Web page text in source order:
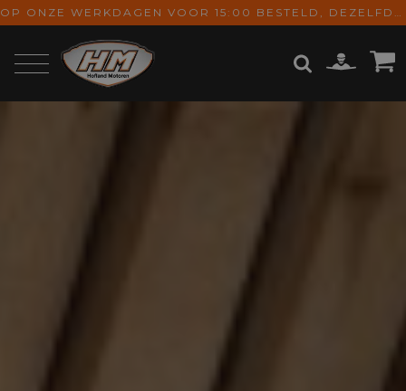
OP ONZE WERKDAGEN VOOR 15:00 BESTELD, DEZELFDE DAG VERZONDEN! GRATIS VERZENDING VANAF € 65,-